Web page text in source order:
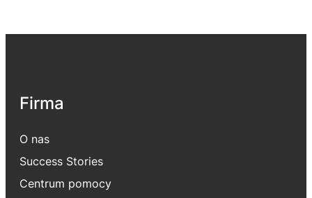
Firma
O nas
Success Stories
Centrum pomocy